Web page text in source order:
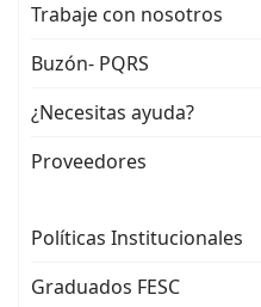
Trabaje con nosotros
Buzón- PQRS
¿Necesitas ayuda?
Proveedores
Políticas Institucionales
Graduados FESC